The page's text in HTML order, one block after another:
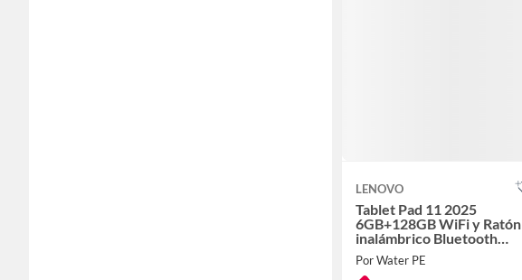
LENOVO
Tablet Pad 11 2025
6GB+128GB WiFi y Ratón
inalámbrico Bluetooth
&Teclado & Lápiz-Rosa
Por Water PE